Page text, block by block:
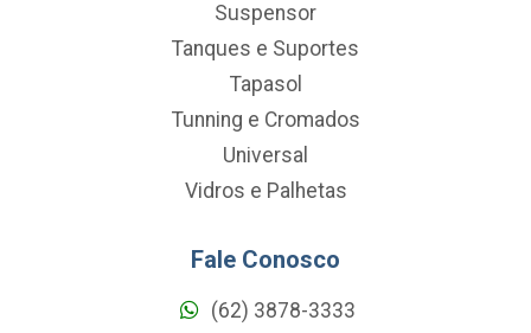
Suspensor
Tanques e Suportes
Tapasol
Tunning e Cromados
Universal
Vidros e Palhetas
Fale Conosco
(62) 3878-3333